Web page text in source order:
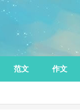
范文 作文